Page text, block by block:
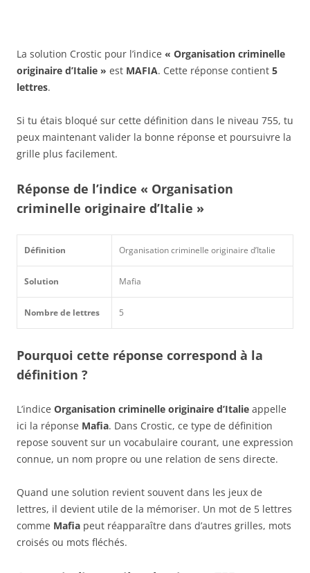
La solution Crostic pour l’indice « Organisation criminelle
originaire d’Italie » est MAFIA. Cette réponse contient 5
lettres.
Si tu étais bloqué sur cette définition dans le niveau 755, tu
peux maintenant valider la bonne réponse et poursuivre la
grille plus facilement.
Réponse de l’indice « Organisation
criminelle originaire d’Italie »
Définition Organisation criminelle originaire d’Italie
Solution Mafia
Nombre de lettres 5
Pourquoi cette réponse correspond à la
définition ?
L’indice Organisation criminelle originaire d’Italie appelle
ici la réponse Mafia. Dans Crostic, ce type de définition
repose souvent sur un vocabulaire courant, une expression
connue, un nom propre ou une relation de sens directe.
Quand une solution revient souvent dans les jeux de
lettres, il devient utile de la mémoriser. Un mot de 5 lettres
comme Mafia peut réapparaître dans d’autres grilles, mots
croisés ou mots fléchés.